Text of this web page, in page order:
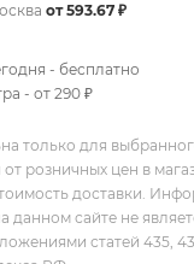
от 593.67 ₽
- бесплатно
- от 290 ₽
только для
розничных цен в
доставки.
данном сайте не
статей 435,